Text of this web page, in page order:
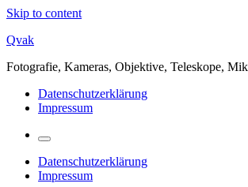
Skip to content
Qvak
Fotografie, Kameras, Objektive, Teleskope,
Datenschutzerklärung
Impressum
Datenschutzerklärung
Impressum